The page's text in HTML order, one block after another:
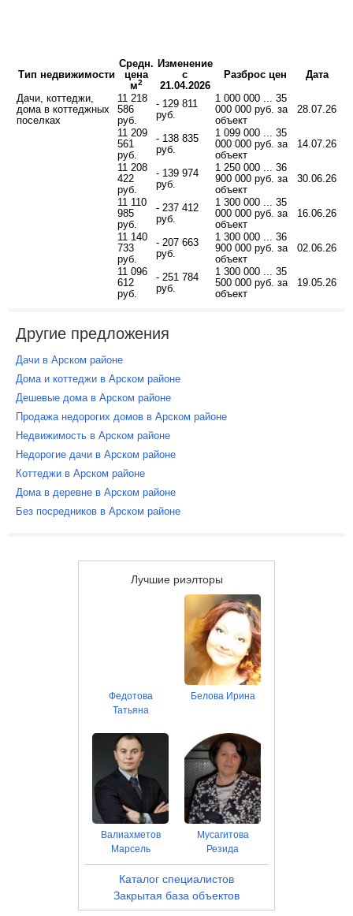
Тип недвижимости
Средн.
цена
м2
Изменение
с
21.04.2026
Разброс цен
Дата
Дачи, коттеджи,
дома в коттеджных
поселках
11 218
586
руб.
- 129 811
руб.
1 000 000 ... 35
000 000 руб. за
объект
28.07.26
11 209
561
руб.
- 138 835
руб.
1 099 000 ... 35
000 000 руб. за
объект
14.07.26
11 208
422
руб.
- 139 974
руб.
1 250 000 ... 36
900 000 руб. за
объект
30.06.26
11 110
985
руб.
- 237 412
руб.
1 300 000 ... 35
000 000 руб. за
объект
16.06.26
11 140
733
руб.
- 207 663
руб.
1 300 000 ... 36
900 000 руб. за
объект
02.06.26
11 096
612
руб.
- 251 784
руб.
1 300 000 ... 35
500 000 руб. за
объект
19.05.26
Другие предложения
Дачи в Арском районе
Дома и коттеджи в Арском районе
Дешевые дома в Арском районе
Продажа недорогих домов в Арском районе
Недвижимость в Арском районе
Недорогие дачи в Арском районе
Коттеджи в Арском районе
Дома в деревне в Арском районе
Без посредников в Арском районе
Лучшие риэлторы
Федотова
Татьяна
Белова Ирина
Валиахметов
Марсель
Мусагитова
Резида
Каталог специалистов
Закрытая база объектов